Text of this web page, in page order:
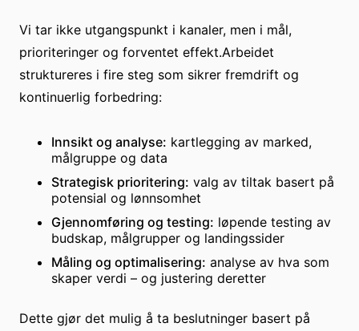
Vi tar ikke utgangspunkt i kanaler, men i mål,
prioriteringer og forventet effekt.Arbeidet
struktureres i fire steg som sikrer fremdrift og
kontinuerlig forbedring:
Innsikt og analyse: kartlegging av marked,
målgruppe og data
Strategisk prioritering: valg av tiltak basert på
potensial og lønnsomhet
Gjennomføring og testing: løpende testing av
budskap, målgrupper og landingssider
Måling og optimalisering: analyse av hva som
skaper verdi – og justering deretter
Dette gjør det mulig å ta beslutninger basert på